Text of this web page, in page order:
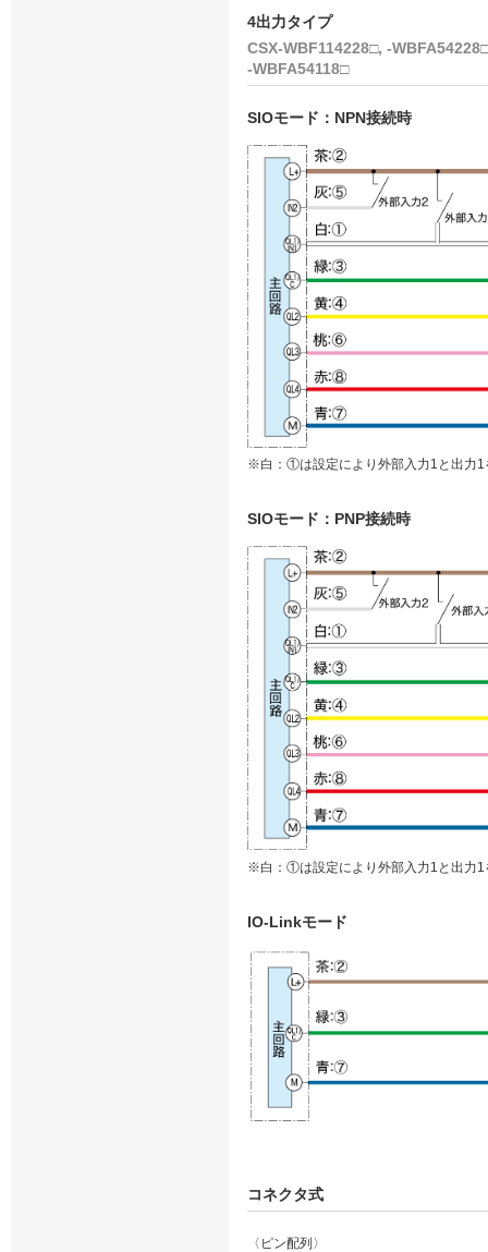
4出力タイプ
CSX-WBF114228□, -
-WBFA54118□
SIOモード：NPN接続時
※白：①は設定により外部入力1と出力1
SIOモード：PNP接続時
※白：①は設定により外部入力1と出力1
IO-Linkモード
コネクタ式
〈ピン配列〉